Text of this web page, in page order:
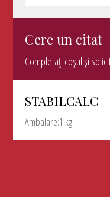
Cere un citat
Completați coșul și
STABILCALC
Ambalare:1 kg.